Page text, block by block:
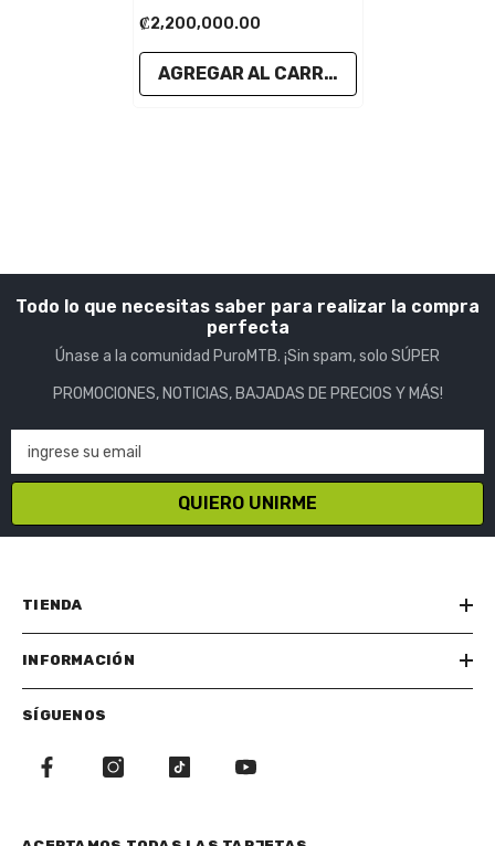
₡2,200,000.00
AGREGAR AL CARRITO
Todo lo que necesitas saber para realizar la compra
perfecta
Únase a la comunidad PuroMTB. ¡Sin spam, solo SÚPER
PROMOCIONES, NOTICIAS, BAJADAS DE PRECIOS Y MÁS!
ingrese su email
QUIERO UNIRME
TIENDA
INFORMACIÓN
SÍGUENOS